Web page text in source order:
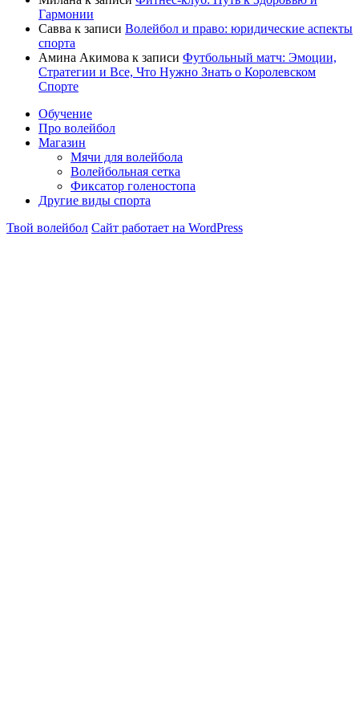
Гармонии
Савва к записи Волейбол и право: юридические аспекты
спорта
Амина Акимова к записи Футбольный матч: Эмоции,
Стратегии и Все, Что Нужно Знать о Королевском
Спорте
Обучение
Про волейбол
Магазин
Мячи для волейбола
Волейбольная сетка
Фиксатор голеностопа
Другие виды спорта
Твой волейбол Сайт работает на WordPress